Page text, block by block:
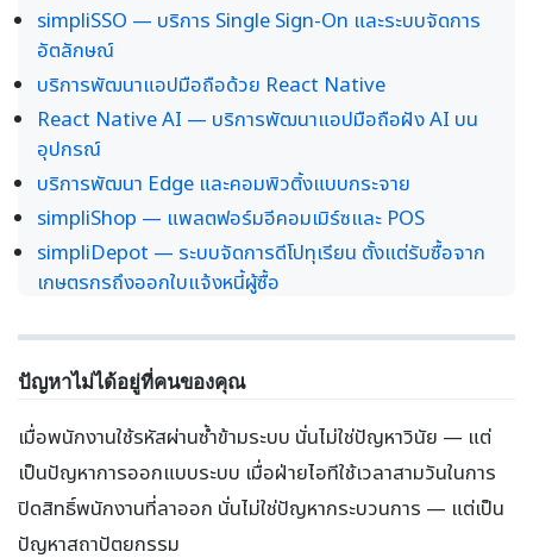
simpliSSO — บริการ Single Sign-On และระบบจัดการ
อัตลักษณ์
บริการพัฒนาแอปมือถือด้วย React Native
React Native AI — บริการพัฒนาแอปมือถือฝัง AI บน
อุปกรณ์
บริการพัฒนา Edge และคอมพิวติ้งแบบกระจาย
simpliShop — แพลตฟอร์มอีคอมเมิร์ซและ POS
simpliDepot — ระบบจัดการดีโปทุเรียน ตั้งแต่รับซื้อจาก
เกษตรกรถึงออกใบแจ้งหนี้ผู้ซื้อ
ปัญหาไม่ได้อยู่ที่คนของคุณ
เมื่อพนักงานใช้รหัสผ่านซ้ำข้ามระบบ นั่นไม่ใช่ปัญหาวินัย — แต่
เป็นปัญหาการออกแบบระบบ เมื่อฝ่ายไอทีใช้เวลาสามวันในการ
ปิดสิทธิ์พนักงานที่ลาออก นั่นไม่ใช่ปัญหากระบวนการ — แต่เป็น
ปัญหาสถาปัตยกรรม